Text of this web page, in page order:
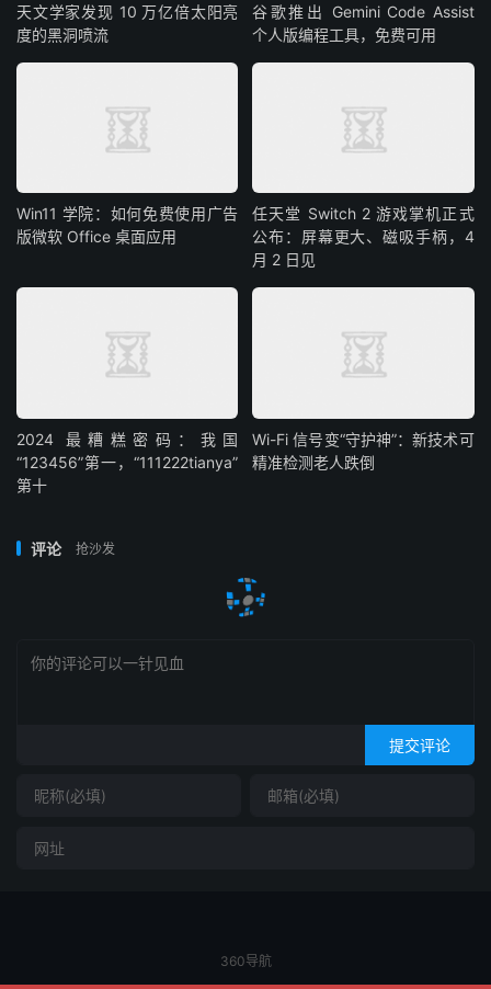
天文学家发现 10 万亿倍太阳亮
度的黑洞喷流
谷歌推出 Gemini Code Assist
个人版编程工具，免费可用
Win11 学院：如何免费使用广告
版微软 Office 桌面应用
任天堂 Switch 2 游戏掌机正式
公布：屏幕更大、磁吸手柄，4
月 2 日见
2024 最糟糕密码：我国
“123456”第一，“111222tianya”
第十
Wi-Fi 信号变“守护神”：新技术可
精准检测老人跌倒
评论 抢沙发
提交评论
360导航